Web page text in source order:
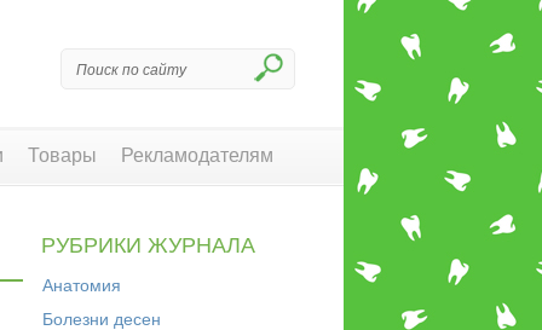
Товары Рекламодателям
РУБРИКИ ЖУРНАЛА
Анатомия
Болезни десен